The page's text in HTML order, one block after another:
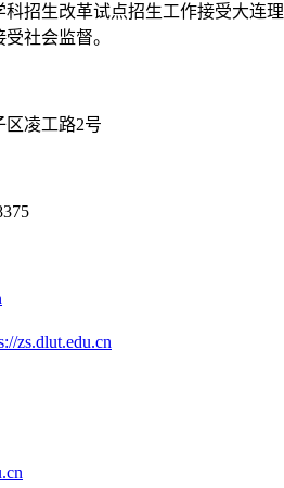
科招生改革试点招生工作接受大连理
社会监督。
区凌工路2号
zs.dlut.edu.cn